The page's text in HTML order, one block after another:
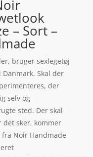
– Sort –
bruger sexlegetøj
Skal der
der
selv og
sted. Der skal
sker, kommer
Noir Handmade